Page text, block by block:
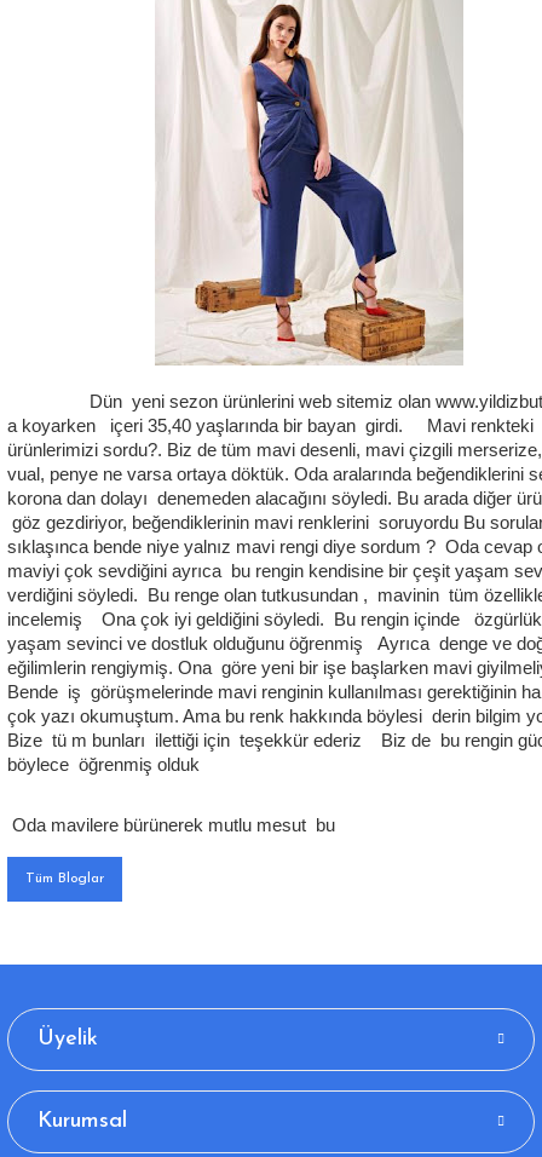
Dün yeni sezon ürünlerini web sitemiz olan
a koyarken içeri 35,40 yaşlarında bir bayan girdi. Mavi renkteki
ürünlerimizi sordu?. Biz de tüm mavi desenli, mavi çizgili
vual, penye ne varsa ortaya döktük. Oda aralarında beğendiklerini
korona dan dolayı denemeden alacağını söyledi. Bu arada diğer
göz gezdiriyor, beğendiklerinin mavi renklerini soruyordu Bu
sıklaşınca bende niye yalnız mavi rengi diye sordum ? Oda cevap
maviyi çok sevdiğini ayrıca bu rengin kendisine bir çeşit yaşam
verdiğini söyledi. Bu renge olan tutkusundan , mavinin tüm
incelemiş Ona çok iyi geldiğini söyledi. Bu rengin içinde
yaşam sevinci ve dostluk olduğunu öğrenmiş Ayrıca denge ve
eğilimlerin rengiymiş. Ona göre yeni bir işe başlarken mavi
Bende iş görüşmelerinde mavi renginin kullanılması gerektiğinin
çok yazı okumuştum. Ama bu renk hakkında böylesi derin bilgim
Bize tü m bunları ilettiği için teşekkür ederiz Biz de bu rengin
böylece öğrenmiş olduk
Oda mavilere bürünerek mutlu mesut bu
Tüm Bloglar
Üyelik
Kurumsal